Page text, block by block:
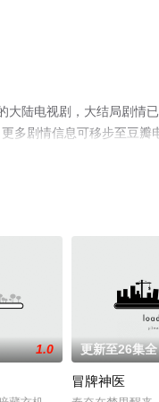
大陆电视剧，大结局剧情
多剧情信息可移步至豆瓣
1.0 更新至26集全
冒牌神医